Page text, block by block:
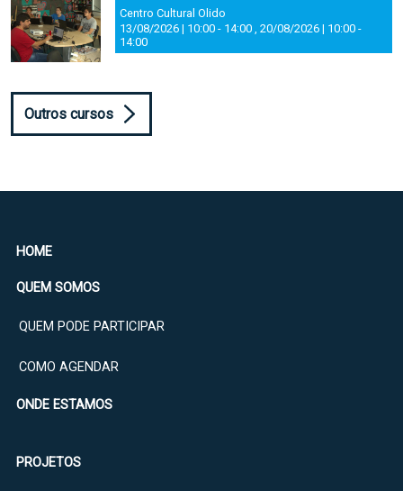
Centro Cultural Olido
13/08/2026 | 10:00 - 14:00 , 20/08/2026 | 10:00 -
14:00
Outros cursos
HOME
QUEM SOMOS
QUEM PODE PARTICIPAR
COMO AGENDAR
ONDE ESTAMOS
PROJETOS